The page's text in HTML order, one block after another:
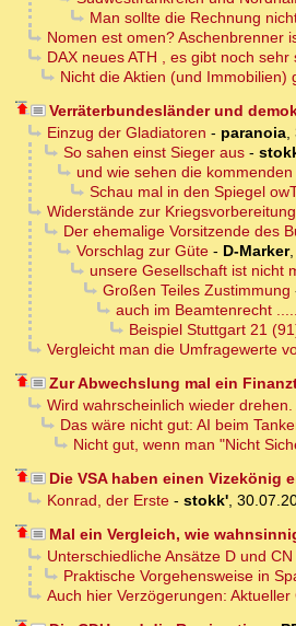
Man sollte die Rechnung
Nomen est omen? Aschenbrenner
DAX neues ATH , es gibt noch
Nicht die Aktien (und
Verräterbundesländer und
Einzug der Gladiatoren - paranoia,
So sahen einst Sieger aus-
und wie sehen die
Schau mal in den Spiegel
Widerstände zur
Der ehemalige Vorsitzende des
Vorschlag zur Güte- D-Marker,
unsere Gesellschaft ist nicht
Großen Teiles Zustimmung
auch im Beamtenrecht .....
Beispiel Stuttgart 21
Vergleicht man die Umfragewerte
Zur Abwechslung mal ein
Wird wahrscheinlich wieder
Das wäre nicht gut: AI beim
Nicht gut, wenn man "Nicht
Die VSA haben einen Vizekönig
Konrad, der Erste- stokk',
Mal ein Vergleich, wie
Unterschiedliche Ansätze D und CN
Praktische Vorgehensweise in
Auch hier Verzögerungen: